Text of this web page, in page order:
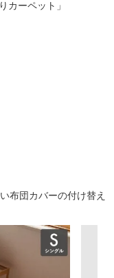
カーペット」
布団カバーの付け替え